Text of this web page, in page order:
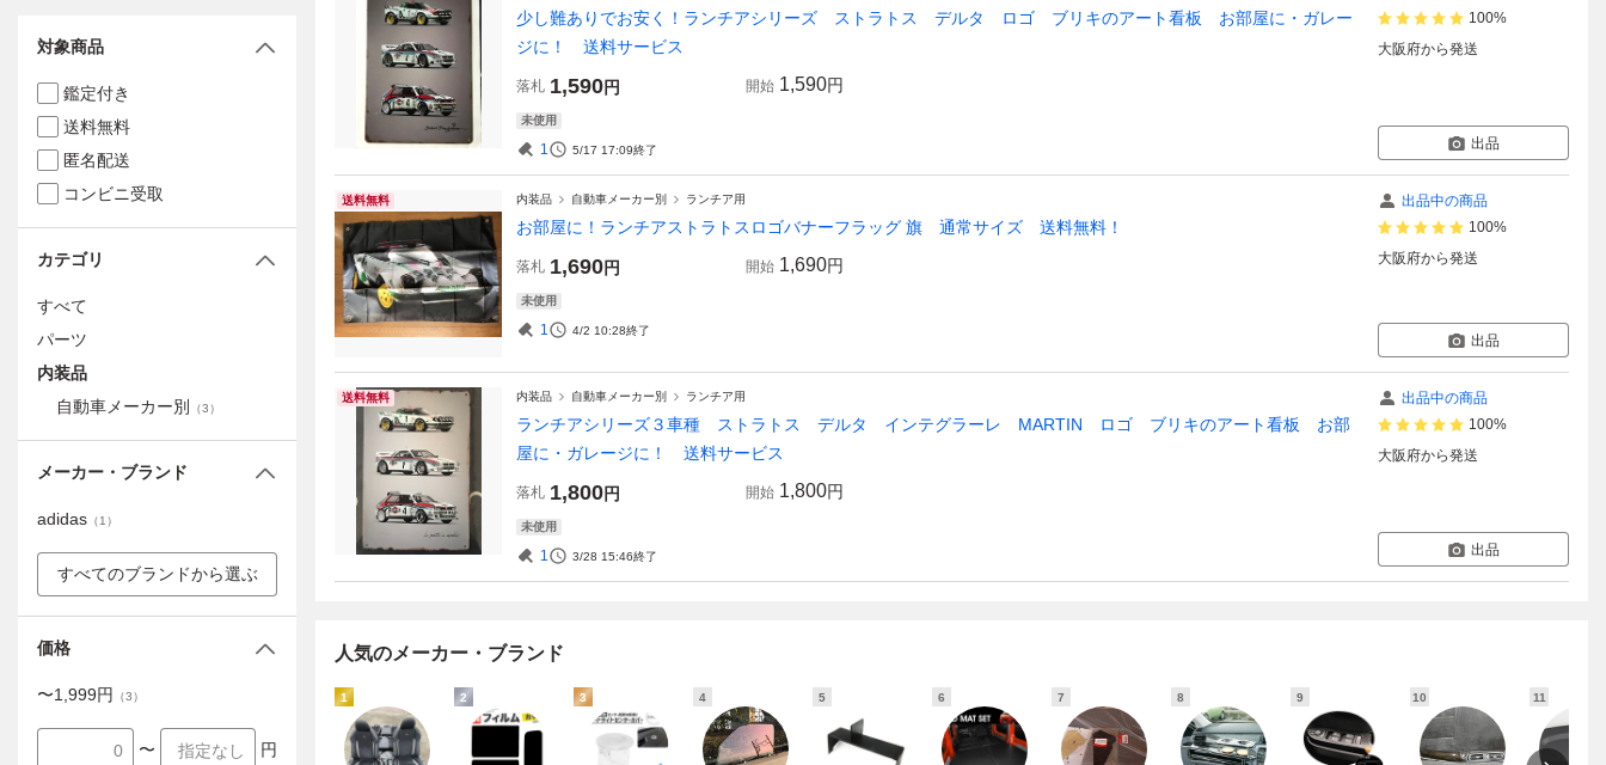
少し難ありでお安く！ランチアシリーズ ストラトス デルタ ロゴ ブリキのアート看板 お部屋に・ガレー
ジに！ 送料サービス
落札 1,590円 開始 1,590円
未使用
1 5/17 17:09終了
100%
大阪府から発送
出品
送料無料 内装品 自動車メーカー別 ランチア用
お部屋に！ランチアストラトスロゴバナーフラッグ 旗 通常サイズ 送料無料！
落札 1,690円 開始 1,690円
未使用
1 4/2 10:28終了
出品中の商品
100%
大阪府から発送
出品
送料無料 内装品 自動車メーカー別 ランチア用
ランチアシリーズ３車種 ストラトス デルタ インテグラーレ MARTIN ロゴ ブリキのアート看板 お部
屋に・ガレージに！ 送料サービス
落札 1,800円 開始 1,800円
未使用
1 3/28 15:46終了
出品中の商品
100%
大阪府から発送
出品
人気のメーカー・ブランド
1 2 3 4 5 6 7 8 9 10 11
対象商品
鑑定付き
送料無料
匿名配送
コンビニ受取
カテゴリ
すべて
パーツ
内装品
自動車メーカー別
（3）
メーカー・ブランド
adidas （1 ）
すべてのブランドから選ぶ
価格
〜1,999円 （3）
〜 円